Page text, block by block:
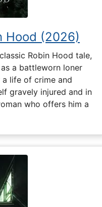
Hood (2026)
Robin Hood tale,
a battleworn loner
life of crime and
gravely injured and in
who offers him a